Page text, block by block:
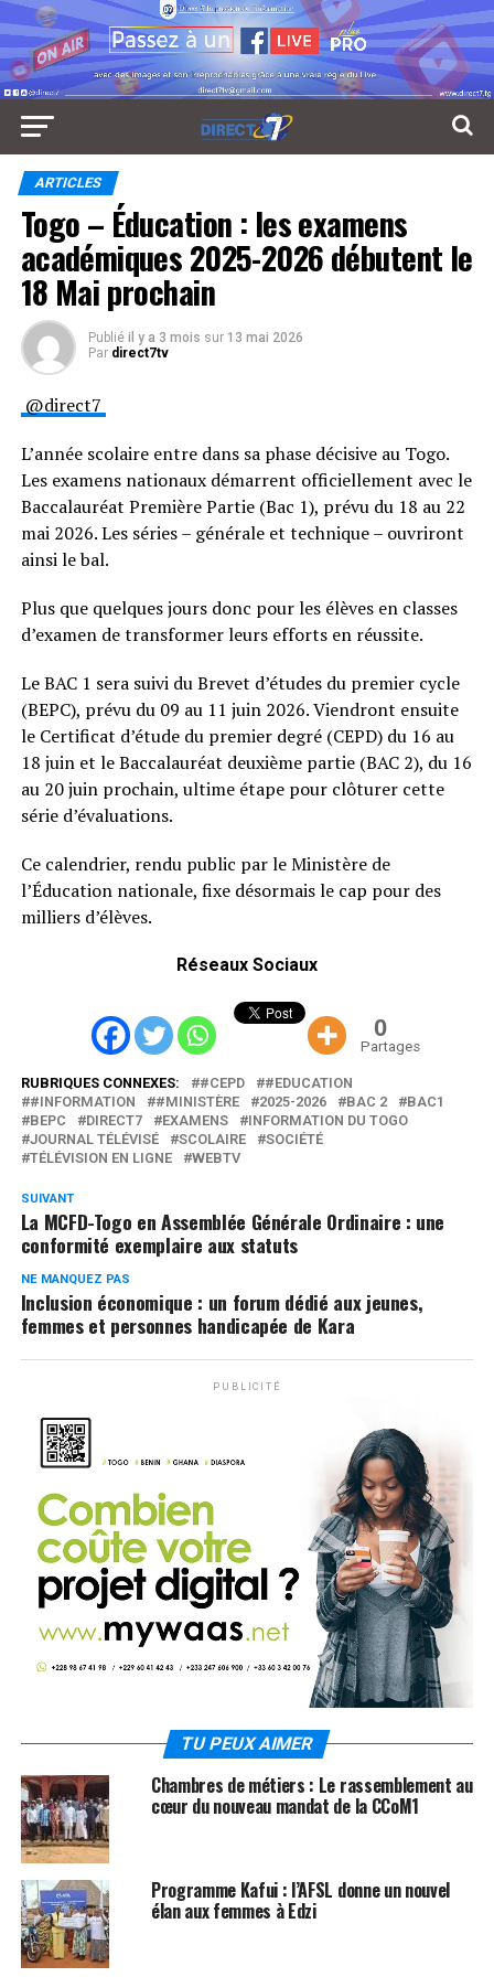
ARTICLES
Togo – Éducation : les examens
académiques 2025-2026 débutent le
18 Mai prochain
Publié il y a 3 mois sur 13 mai 2026
Par direct7tv
@direct7
L’année scolaire entre dans sa phase décisive au Togo.
Les examens nationaux démarrent officiellement avec le
Baccalauréat Première Partie (Bac 1), prévu du 18 au 22
mai 2026. Les séries – générale et technique – ouvriront
ainsi le bal.
Plus que quelques jours donc pour les élèves en classes
d’examen de transformer leurs efforts en réussite.
Le BAC 1 sera suivi du Brevet d’études du premier cycle
(BEPC), prévu du 09 au 11 juin 2026. Viendront ensuite
le Certificat d’étude du premier degré (CEPD) du 16 au
18 juin et le Baccalauréat deuxième partie (BAC 2), du 16
au 20 juin prochain, ultime étape pour clôturer cette
série d’évaluations.
Ce calendrier, rendu public par le Ministère de
l’Éducation nationale, fixe désormais le cap pour des
milliers d’élèves.
Réseaux Sociaux
0
Partages
RUBRIQUES CONNEXES: #CEPD
#EDUCATION
#INFORMATION
#MINISTÈRE 2025-2026 BAC 2
BAC1
BEPC
DIRECT7 EXAMENS
INFORMATION DU TOGO
JOURNAL TÉLÉVISÉ
SCOLAIRE
SOCIÉTÉ
TÉLÉVISION EN LIGNE
WEBTV
SUIVANT
La MCFD-Togo en Assemblée Générale Ordinaire : une
conformité exemplaire aux statuts
NE MANQUEZ PAS
Inclusion économique : un forum dédié aux jeunes,
femmes et personnes handicapée de Kara
PUBLICITÉ
TU PEUX AIMER
Chambres de métiers : Le rassemblement au
cœur du nouveau mandat de la CCoM1
Programme Kafui : l’AFSL donne un nouvel
élan aux femmes à Edzi